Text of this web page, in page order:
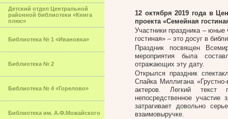
Детский отдел Центральной
районной библиотеки «Книга
плюс»
Библиотека № 1 «Ивановка»
Библиотека № 2
Библиотека № 4 «Горелово»
Библиотека им. А.Ф.Можайского
12 октября 2019 года в
проекта «Семейная
Участники праздника – юные
гостиная» –это досуг в
Праздник посвящен
мероприятия была
отражающих эту дату.
Открылся праздник
Спайка Миллигана
актеров. Легкий текст
непосредственное
затрагивает довольно
взаимовыручке.